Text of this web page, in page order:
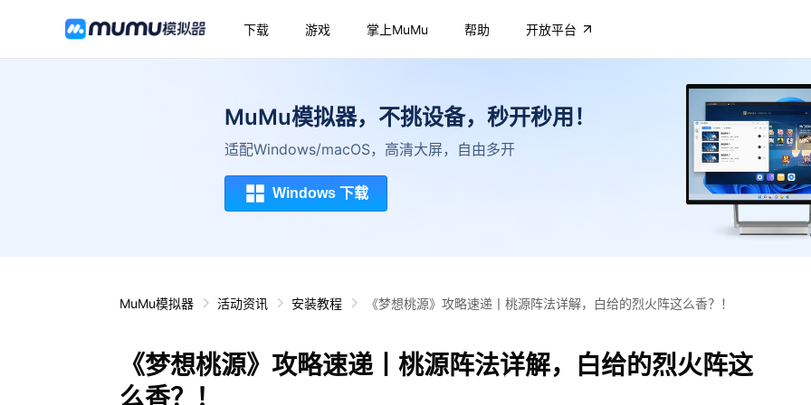
下载 游戏 掌上MuMu 帮助 开放平台
MuMu模拟器，不挑设备，秒开秒用！
适配Windows/macOS，高清大屏，自由多开
Windows 下载
MuMu模拟器 活动资讯 安装教程 《梦想桃源》攻略速递丨桃源阵法详解，白给的烈火阵这么香？！
《梦想桃源》攻略速递丨桃源阵法详解，白给的烈火阵这
么香？！